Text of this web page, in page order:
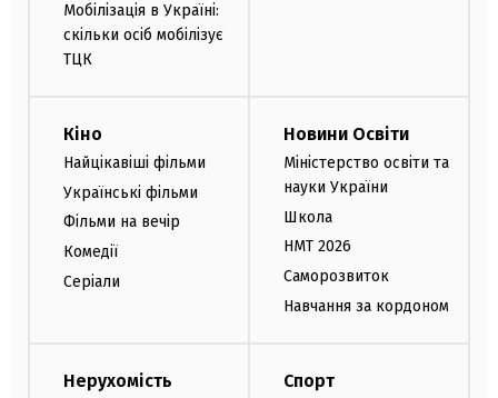
Мобілізація в Україні:
скільки осіб мобілізує
ТЦК
Кіно
Найцікавіші фільми
Українські фільми
Фільми на вечір
Комедії
Серіали
Новини Освіти
Міністерство освіти та
науки України
Школа
НМТ 2026
Саморозвиток
Навчання за кордоном
Нерухомість Спорт